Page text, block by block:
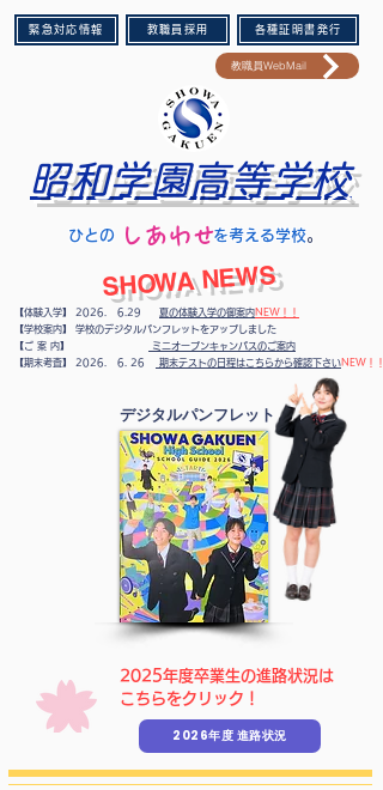
緊急対応情報 教職員採用 各種証明書発行
教職員WebMail
​SHOWA NEWS
【体験入学】 2026. 6.29 夏の体験入学の御案内 NEW！！
【学校案内】 学校のデジタルパンフレットをアップしました
【ご 案 内】
ミニオープンキャンパスのご案内
​【期末考査】
2026. 6. 26 期末テストの日程はこちらから確認下さいNEW！！
昭和学園高等学校
​ひとの を考える学校。​
​しあわせ
​デジタルパンフレット
​2025年度卒業生の進路状況は
こちらをクリック！
2026年度 進路状況